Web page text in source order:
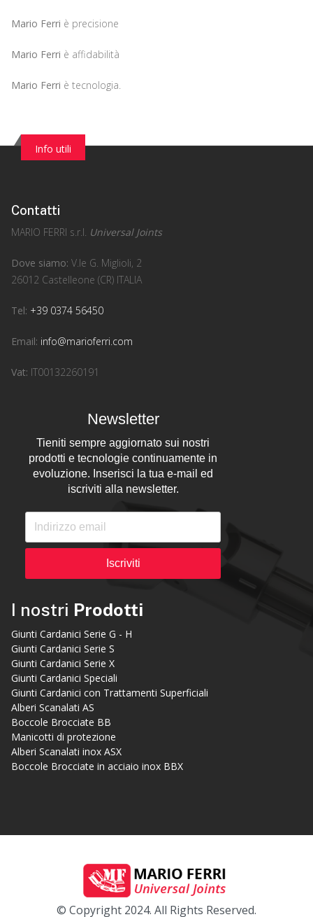
Mario Ferri è precisione
Mario Ferri è affidabilità
Mario Ferri è tecnologia.
Info utili
Contatti
MARIO FERRI s.r.l. Universal Joints
Dove siamo: V.le G. Miglioli, 2
26012 Castelleone (CR) ITALIA
Tel: +39 0374 56450
Email: info@marioferri.com
Vat: IT00132260191
Newsletter
Tieniti sempre aggiornato sui nostri
prodotti e tecnologie continuamente in
evoluzione. Inserisci la tua e-mail ed
iscriviti alla newsletter.
Iscriviti
I nostri Prodotti
Giunti Cardanici Serie G - H
Giunti Cardanici Serie S
Giunti Cardanici Serie X
Giunti Cardanici Speciali
Giunti Cardanici con Trattamenti Superficiali
Alberi Scanalati AS
Boccole Brocciate BB
Manicotti di protezione
Alberi Scanalati inox ASX
Boccole Brocciate in acciaio inox BBX
© Copyright 2024. All Rights Reserved.